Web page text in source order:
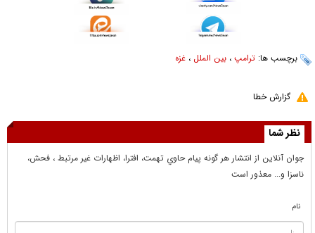
برچسب ها: ترامپ ، بین الملل ، غزه
گزارش خطا
نظر شما
جوان آنلاين از انتشار هر گونه پيام حاوي تهمت، افترا، اظهارات غير مرتبط ، فحش،
ناسزا و... معذور است
نام